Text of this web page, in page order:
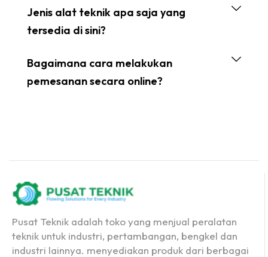
Jenis alat teknik apa saja yang
tersedia di sini?
Bagaimana cara melakukan
pemesanan secara online?
Pusat Teknik adalah toko yang menjual peralatan
teknik untuk industri, pertambangan, bengkel dan
industri lainnya. menyediakan produk dari berbagai